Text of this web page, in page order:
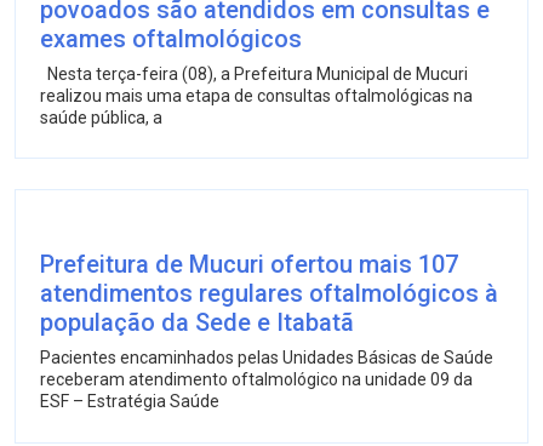
povoados são atendidos em consultas e
exames oftalmológicos
Nesta terça-feira (08), a Prefeitura Municipal de Mucuri
realizou mais uma etapa de consultas oftalmológicas na
saúde pública, a
Prefeitura de Mucuri ofertou mais 107
atendimentos regulares oftalmológicos à
população da Sede e Itabatã
Pacientes encaminhados pelas Unidades Básicas de Saúde
receberam atendimento oftalmológico na unidade 09 da
ESF – Estratégia Saúde